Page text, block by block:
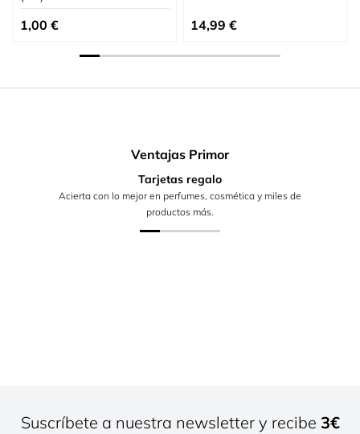
1,00 €
14,99 €
Ventajas Primor
Tarjetas regalo
Acierta con lo mejor en perfumes, cosmética y miles de
productos más.
Suscríbete a nuestra newsletter y recibe 3€